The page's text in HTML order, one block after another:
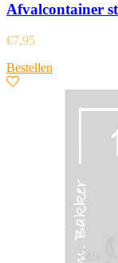
Afvalcontainer
€7,95
Bestellen